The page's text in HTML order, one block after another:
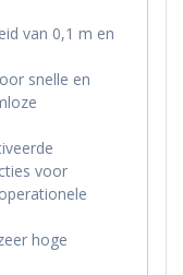
van 0,1 m en
snelle en
voor
hoge